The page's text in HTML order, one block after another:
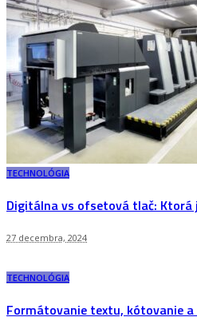
TECHNOLÓGIA
Digitálna vs ofsetová tlač: Ktorá
27 decembra, 2024
TECHNOLÓGIA
Formátovanie textu, kótovanie a